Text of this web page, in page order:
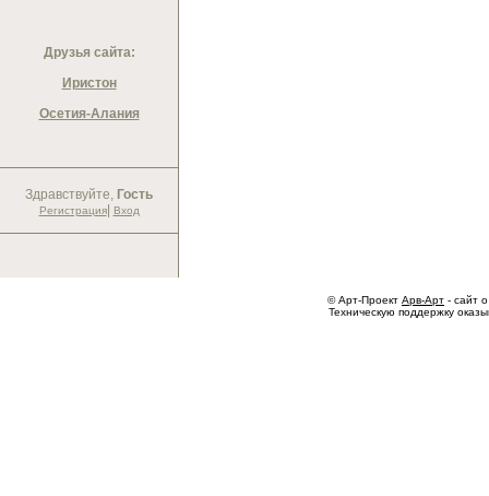
Друзья сайта:
Иристон
Осетия-Алания
Здравствуйте, Гость
Регистрация| Вход
© Арт-Проект Арв-Арт - сайт
Техническую поддержку